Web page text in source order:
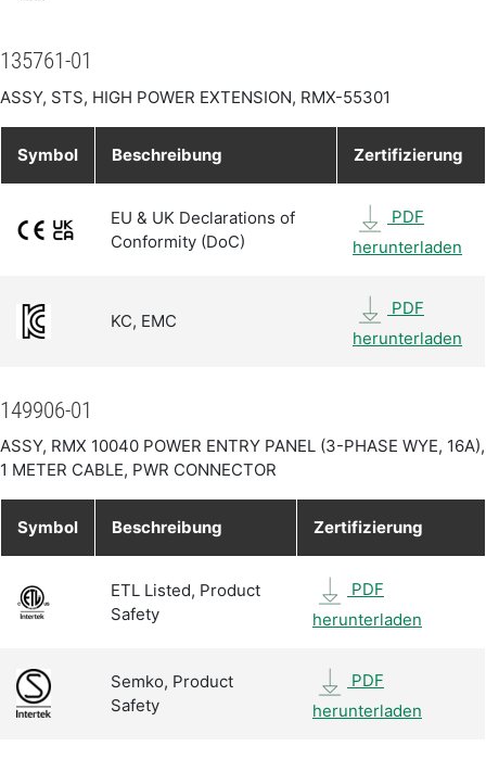
135761-01
ASSY, STS, HIGH POWER EXTENSION, RMX-55301
Symbol Beschreibung Zertifizierung
EU & UK Declarations of
Conformity (DoC)
PDF
herunterladen
KC, EMC
PDF
herunterladen
149906-01
ASSY, RMX 10040 POWER ENTRY PANEL (3-PHASE WYE, 16A),
1 METER CABLE, PWR CONNECTOR
Symbol Beschreibung Zertifizierung
ETL Listed, Product
Safety
PDF
herunterladen
Semko, Product
Safety
PDF
herunterladen